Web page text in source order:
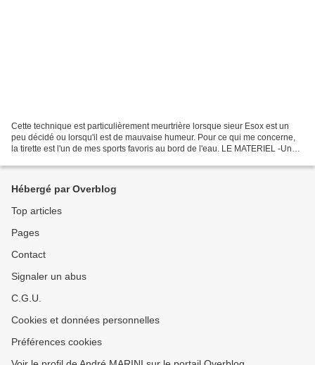
Cette technique est particulièrement meurtrière lorsque sieur Esox est un
peu décidé ou lorsqu'il est de mauvaise humeur. Pour ce qui me concerne,
la tirette est l'un de mes sports favoris au bord de l'eau. LE MATERIEL -Un
Hébergé par Overblog
Top articles
Pages
Contact
Signaler un abus
C.G.U.
Cookies et données personnelles
Préférences cookies